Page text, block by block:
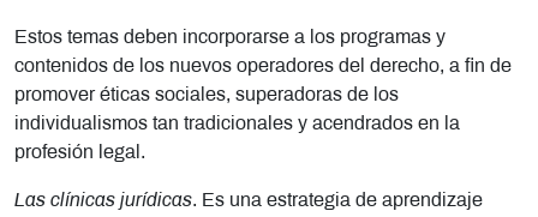
Estos temas deben incorporarse a los programas y
contenidos de los nuevos operadores del derecho, a fin de
promover éticas sociales, superadoras de los
individualismos tan tradicionales y acendrados en la
profesión legal.
Las clínicas jurídicas. Es una estrategia de aprendizaje